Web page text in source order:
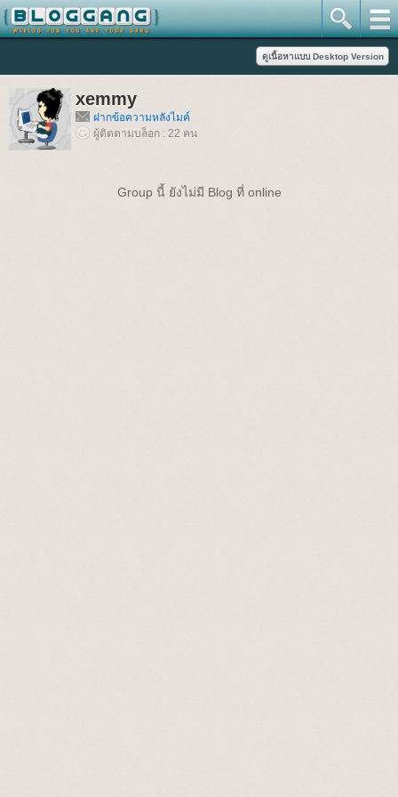
xemmy
ฝากข้อความหลังไมค์
ผู้ติดตามบล็อก : 22 คน
Group นี้ ยังไม่มี Blog ที่ online